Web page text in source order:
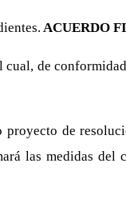
ACUERDO
de
de
las medidas